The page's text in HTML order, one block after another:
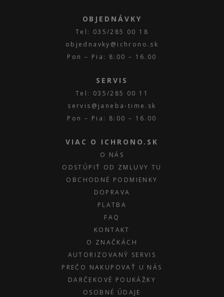
OBJEDNÁVKY
Tel: 035/285 00 18
objednavky@ichrono.sk
Pon – Pia: 8:00 – 16.00
SERVIS
Tel: 035/285 00 11
servis@janeba-time.sk
Pon – Pia: 8:00 – 16.00
VIAC O ICHRONO.SK
O NÁS
ODSTÚPIŤ OD ZMLUVY TU
OBCHODNÉ PODMIENKY
DOPRAVA
PLATBA
FAQ
KONTAKT
O ZNAČKÁCH
AUTORIZOVANÝ SERVIS
PREČO NAKUPOVAŤ U NÁS
DARČEKOVÉ POUKÁŽKY
OSOBNÉ ÚDAJE